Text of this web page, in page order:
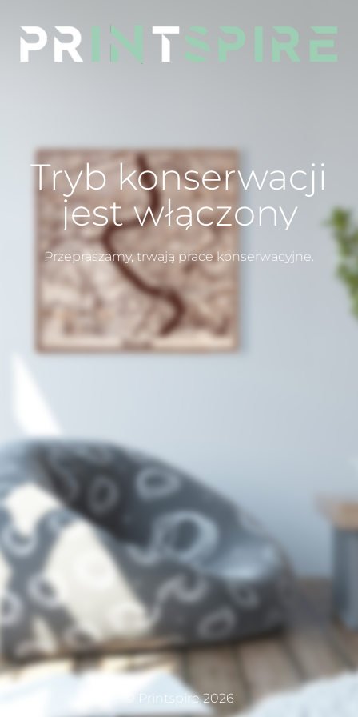
Tryb konserwacji
jest włączony
Przepraszamy, trwają prace konserwacyjne.
© Printspire 2026